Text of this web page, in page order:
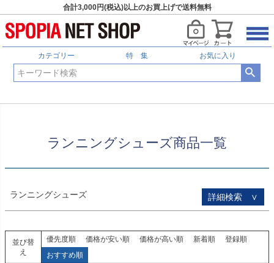
合計3,000円(税込)以上のお買上げで送料無料
カテゴリー 特 集 お気に入り
HOME ランニングシューズ商品一覧
ランニングシューズ商品一覧
ランニングシューズ 詳細検索 ∨
予約商品
予約商品のみを表示
並び順
新着順
登録順
キーワードヒット順
検索
並び替
え
優先度順 価格が安い順 価格が高い順 新着順
登録順
おすすめ順